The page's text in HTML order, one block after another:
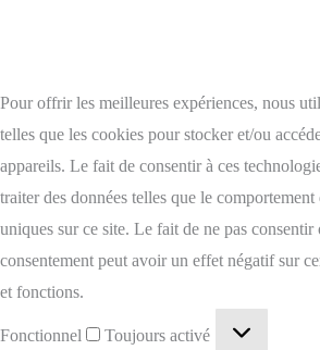
Pour offrir les meilleures expériences, nous
telles que les cookies pour stocker et/ou
appareils. Le fait de consentir à ces
traiter des données telles que le
uniques sur ce site. Le fait de ne pas consentir
consentement peut avoir un effet négatif sur
et fonctions.
Fonctionnel Toujours activé